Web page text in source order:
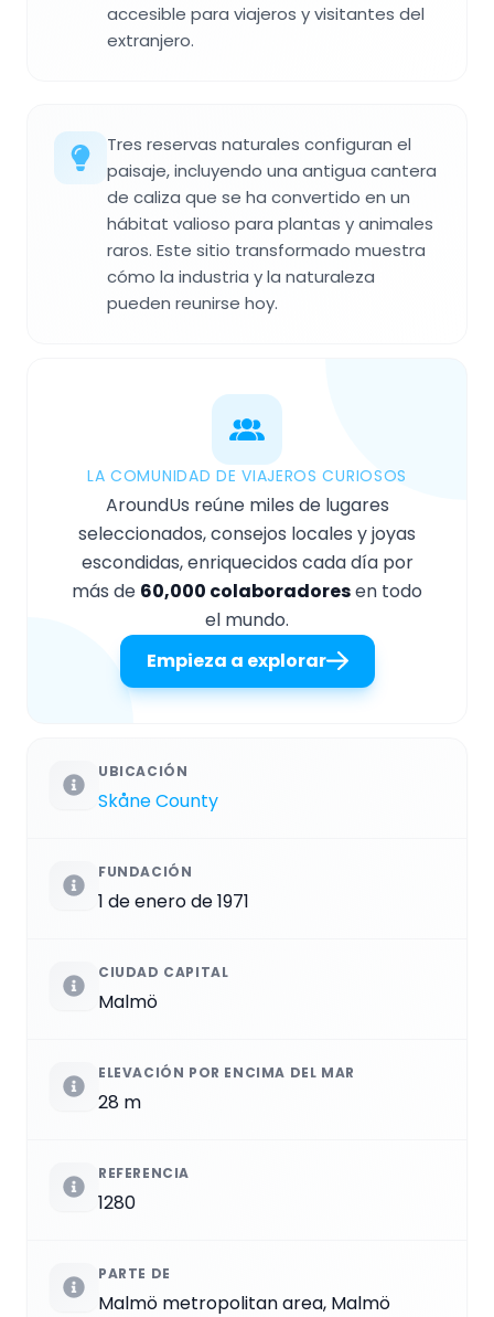
accesible para viajeros y visitantes del
extranjero.
Tres reservas naturales configuran el
paisaje, incluyendo una antigua cantera
de caliza que se ha convertido en un
hábitat valioso para plantas y animales
raros. Este sitio transformado muestra
cómo la industria y la naturaleza
pueden reunirse hoy.
LA COMUNIDAD DE VIAJEROS CURIOSOS
AroundUs reúne miles de lugares
seleccionados, consejos locales y joyas
escondidas, enriquecidos cada día por
más de 60,000 colaboradoresen todo
el mundo.
Empieza a explorar
UBICACIÓN
Skåne County
FUNDACIÓN
1 de enero de 1971
CIUDAD CAPITAL
Malmö
ELEVACIÓN POR ENCIMA DEL MAR
28 m
REFERENCIA
1280
PARTE DE
Malmö metropolitan area, Malmö